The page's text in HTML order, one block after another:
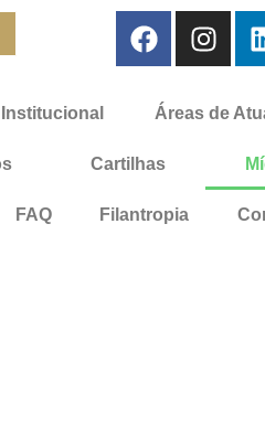
Institucional Áreas de
Cartilhas
FAQ Filantropia